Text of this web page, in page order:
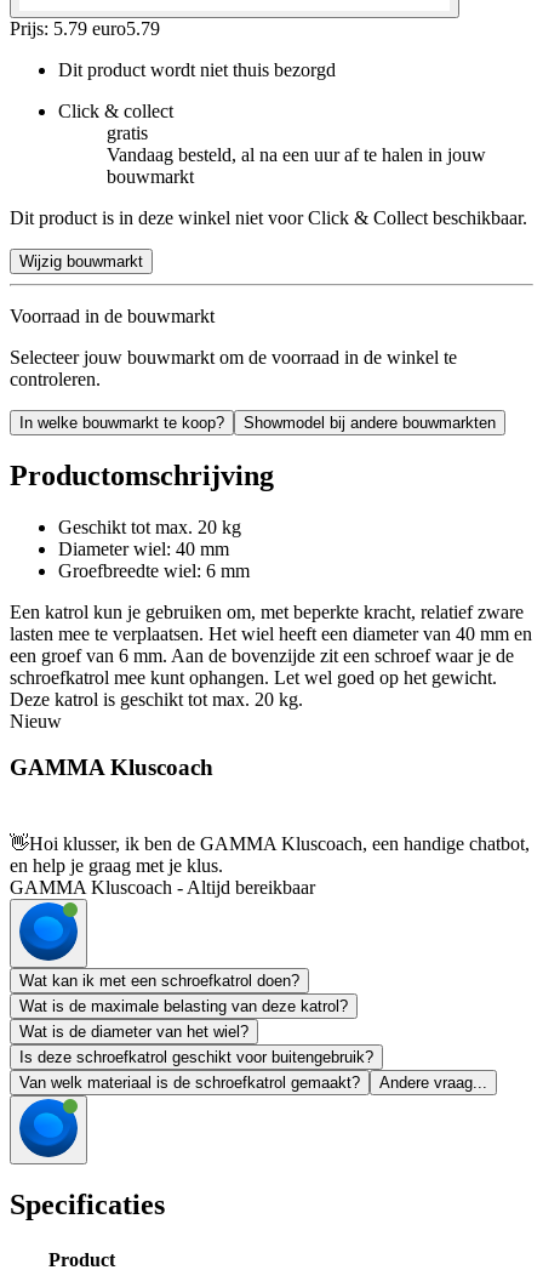
Prijs: 5.79 euro5.79
Dit product wordt niet thuis bezorgd
Click & collect
gratis
Vandaag besteld, al na een uur af te halen in jouw
bouwmarkt
Dit product is in deze winkel niet voor Click & Collect beschikbaar.
Wijzig bouwmarkt
Voorraad in de bouwmarkt
Selecteer jouw bouwmarkt om de voorraad in de winkel te
controleren.
In welke bouwmarkt te koop? Showmodel bij andere bouwmarkten
Productomschrijving
Geschikt tot max. 20 kg
Diameter wiel: 40 mm
Groefbreedte wiel: 6 mm
Een katrol kun je gebruiken om, met beperkte kracht, relatief zware
lasten mee te verplaatsen. Het wiel heeft een diameter van 40 mm en
een groef van 6 mm. Aan de bovenzijde zit een schroef waar je de
schroefkatrol mee kunt ophangen. Let wel goed op het gewicht.
Deze katrol is geschikt tot max. 20 kg.
Nieuw
GAMMA Kluscoach
👋Hoi klusser, ik ben de GAMMA Kluscoach, een handige chatbot,
en help je graag met je klus.
GAMMA Kluscoach - Altijd bereikbaar
Wat kan ik met een schroefkatrol doen?
Wat is de maximale belasting van deze katrol?
Wat is de diameter van het wiel?
Is deze schroefkatrol geschikt voor buitengebruik?
Van welk materiaal is de schroefkatrol gemaakt?
Andere vraag...
Specificaties
Product